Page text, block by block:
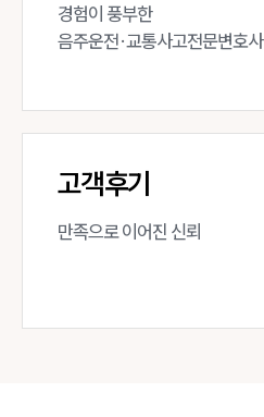
경험이 풍부한
음주운전·교통사고전문변호사
고객후기
만족으로 이어진 신뢰